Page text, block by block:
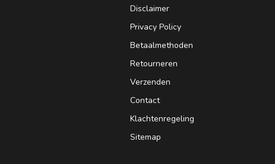
Disclaimer
Privacy Policy
Betaalmethoden
Retourneren
Verzenden
Contact
Klachtenregeling
Sitemap